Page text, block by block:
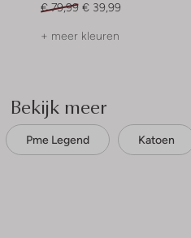
€ 79,99 € 39,99
+ meer kleuren
Bekijk meer
Pme Legend Katoen